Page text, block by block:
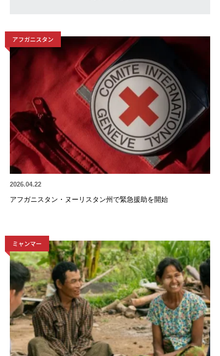
アフガニスタン
2026.04.22
アフガニスタン・ヌーリスタン州で緊急援助を開始
ミャンマー